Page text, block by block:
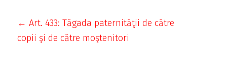
← Art. 433: Tăgada paternităţii de către
copii şi de către moştenitori